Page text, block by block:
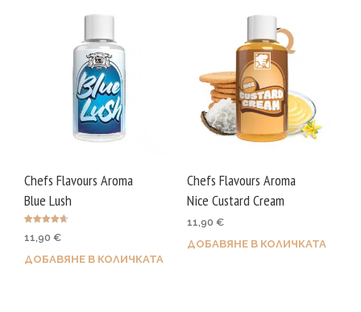
Chefs Flavours Aroma
Blue Lush
4.63
11,90 €
ДОБАВЯНЕ В КОЛИЧКАТА
Chefs Flavours Aroma
Nice Custard Cream
11,90 €
ДОБАВЯНЕ В КОЛИЧКАТА